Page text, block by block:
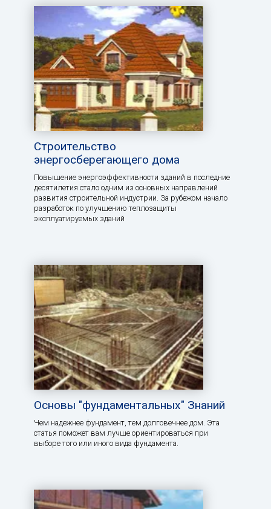
Строительство
энергосберегающего дома
Повышение энергоэффективности зданий в последние
десятилетия стало одним из основных направлений
развития строительной индустрии. За рубежом начало
разработок по улучшению теплозащиты
эксплуатируемых зданий
Основы "фундаментальных" Знаний
Чем надежнее фундамент, тем долговечнее дом. Эта
статья поможет вам лучше ориентироваться при
выборе того или иного вида фундамента.